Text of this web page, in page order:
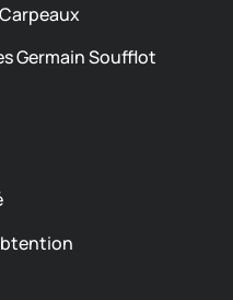
Germain Soufflot